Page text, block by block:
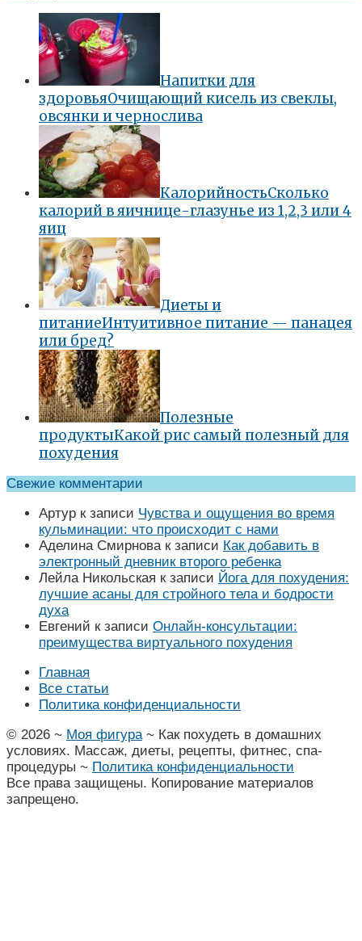
Напитки для
здоровьяОчищающий кисель из свеклы,
овсянки и чернослива
КалорийностьСколько
калорий в яичнице-глазунье из 1,2,3 или 4
яиц
Диеты и
питаниеИнтуитивное питание — панацея
или бред?
Полезные
продуктыКакой рис самый полезный для
похудения
Свежие комментарии
Артур к записи Чувства и ощущения во время
кульминации: что происходит с нами
Аделина Смирновак записи Как добавить в
электронный дневник второго ребенка
Лейла Никольская к записи Йога для похудения:
лучшие асаны для стройного тела и бодрости
духа
Евгений к записи Онлайн-консультации:
преимущества виртуального похудения
Главная
Все статьи
Политика конфиденциальности
© 2026 ~ Моя фигура~ Как похудеть в домашних
условиях. Массаж, диеты, рецепты, фитнес, спа-
процедуры ~ Политика конфиденциальности
Все права защищены. Копирование материалов
запрещено.